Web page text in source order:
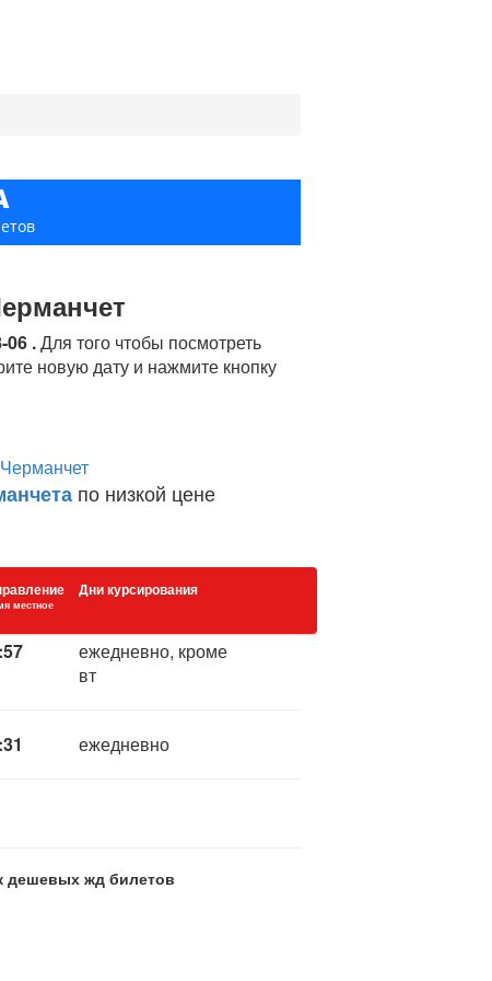
06 .Для того чтобы посмотреть
новую дату и нажмите кнопку
по низкой цене
местное
Дни курсирования
ежедневно, кроме
вт
ежедневно
дешевых жд билетов